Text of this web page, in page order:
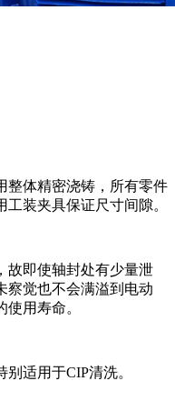
整体精密浇铸，所有零件
装夹具保证尺寸间隙。
故即使轴封处有少量泄
察觉也不会满溢到电动
用寿命。
适用于CIP清洗。